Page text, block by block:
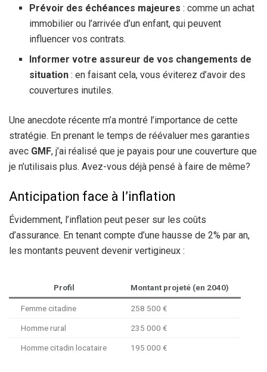
Prévoir des échéances majeures : comme un achat
immobilier ou l’arrivée d’un enfant, qui peuvent
influencer vos contrats.
Informer votre assureur de vos changements de
situation : en faisant cela, vous éviterez d’avoir des
couvertures inutiles.
Une anecdote récente m’a montré l’importance de cette
stratégie. En prenant le temps de réévaluer mes garanties
avec GMF, j’ai réalisé que je payais pour une couverture que
je n’utilisais plus. Avez-vous déjà pensé à faire de même?
Anticipation face à l’inflation
Évidemment, l’inflation peut peser sur les coûts
d’assurance. En tenant compte d’une hausse de 2% par an,
les montants peuvent devenir vertigineux :
Profil Montant projeté (en 2040)
Femme citadine 258 500 €
Homme rural 235 000 €
Homme citadin locataire 195 000 €